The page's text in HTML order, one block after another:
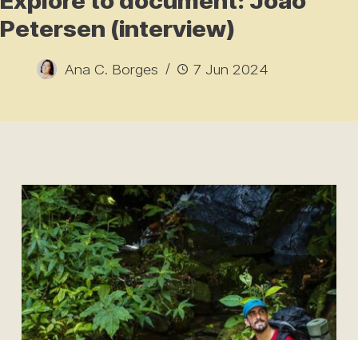
Petersen (interview)
Ana C. Borges 7 Jun 2024